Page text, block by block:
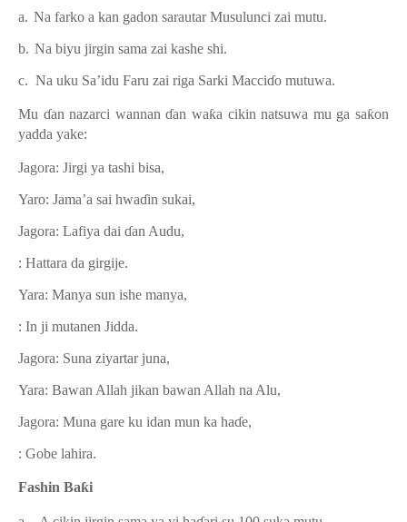
a. Na farko a kan gadon sarautar Musulunci zai mutu.
b. Na biyu jirgin sama zai kashe shi.
c. Na uku Sa’idu Faru zai riga Sarki Macciɗo mutuwa.
Mu ɗan nazarci wannanɗan waƙa cikin natsuwa mu ga saƙon
yadda yake:
Jagora: Jirgi ya tashi bisa,
Yaro: Jama’a sai hwaɗin sukai,
Jagora: Lafiya dai ɗan Audu,
: Hattara da girgije.
Yara: Manya sun ishe manya,
: In ji mutanen Jidda.
Jagora: Suna ziyartar juna,
Yara: Bawan Allah jikan bawan Allah na Alu,
Jagora: Muna gare ku idan mun ka haɗe,
: Gobe lahira.
Fashin Baƙi